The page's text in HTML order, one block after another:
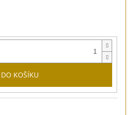
DO KOŠÍKU